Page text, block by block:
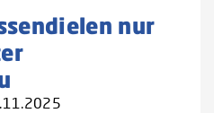
nur